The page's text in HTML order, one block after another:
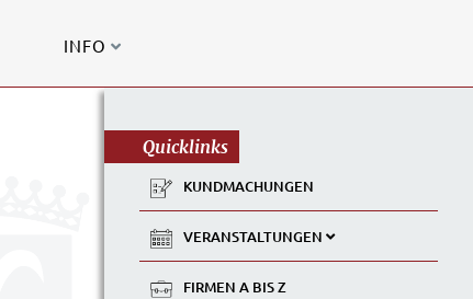
INFO
Quicklinks
KUNDMACHUNGEN
VERANSTALTUNGEN
FIRMEN A BIS Z